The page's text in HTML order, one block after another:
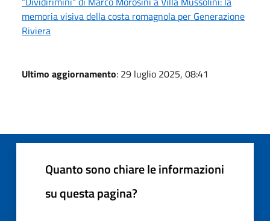
memoria visiva della costa romagnola per Generazione
Riviera
Ultimo aggiornamento: 29 luglio 2025, 08:41
Quanto sono chiare le informazioni
su questa pagina?